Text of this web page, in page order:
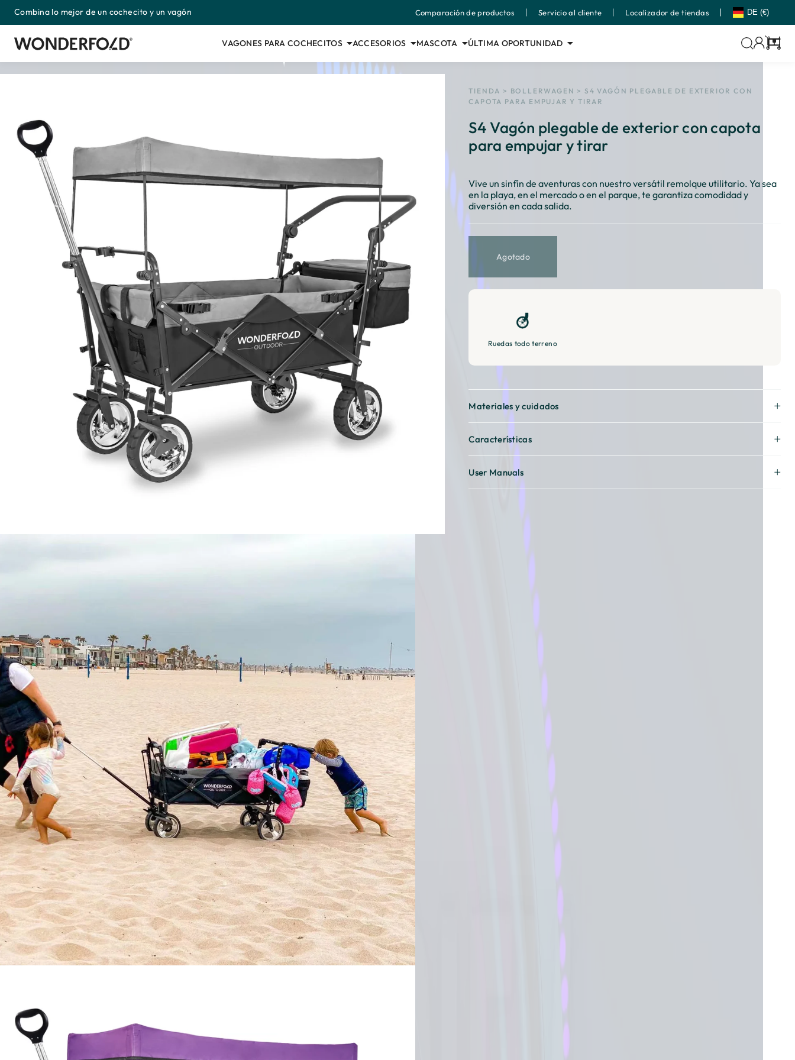
â
Ir
directamente
al
contenido
Combina lo mejor de un cochecito y un vagón Comparación de productos Servicio al cliente Localizador de tiendas DE (€)
VAGONES PARA COCHECITOS ACCESORIOS MASCOTA ÚLTIMA OPORTUNIDAD
la
información
del
producto
TIENDA > BOLLERWAGEN > S4 VAGÓN PLEGABLE DE EXTERIOR CON
CAPOTA PARA EMPUJAR Y TIRAR
S4 Vagón plegable de exterior con capota
para empujar y tirar
Vive un sinfín de aventuras con nuestro versátil remolque utilitario. Ya sea
en la playa, en el mercado o en el parque, te garantiza comodidad y
diversión en cada salida.
Agotado
Ruedas todo terreno
Materiales y cuidados
Características
User Manuals